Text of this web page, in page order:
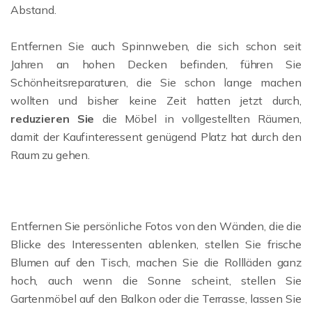
Abstand.
Entfernen Sie auch Spinnweben, die sich schon seit
Jahren an hohen Decken befinden, führen Sie
Schönheitsreparaturen, die Sie schon lange machen
wollten und bisher keine Zeit hatten jetzt durch,
reduzieren Sie die Möbel in vollgestellten Räumen,
damit der Kaufinteressent genügend Platz hat durch den
Raum zu gehen.
Entfernen Sie persönliche Fotos von den Wänden, die die
Blicke des Interessenten ablenken, stellen Sie frische
Blumen auf den Tisch, machen Sie die Rollläden ganz
hoch, auch wenn die Sonne scheint, stellen Sie
Gartenmöbel auf den Balkon oder die Terrasse, lassen Sie